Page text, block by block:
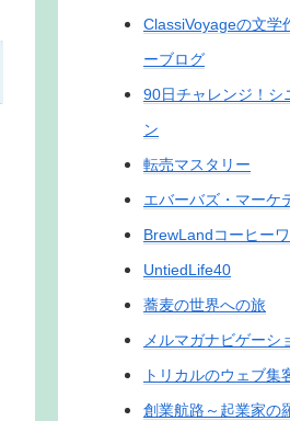
ClassiVoyageの文学
ーブログ
90日チャレンジ！シ
ン
転売マスタリー
エバーバズ・マーケ
BrewLandコーヒー
UntiedLife40
蕎麦の世界への旅
メルマガナビゲーシ
トリカルのウェブ集
創業航路～起業家の